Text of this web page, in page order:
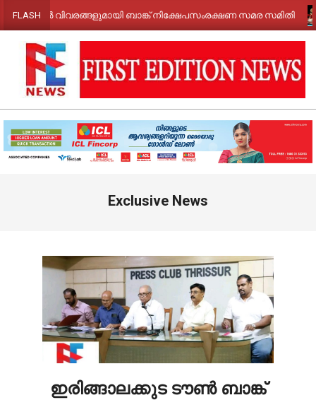
to
content
FLASH ബാങ്ക് നിക്ഷേപസംരക്ഷണ സമര സമിതി
FIRST
EDITION
NEWS
Exclusive News
ഇരിങ്ങാലക്കുട ടൗൺ ബാങ്ക്